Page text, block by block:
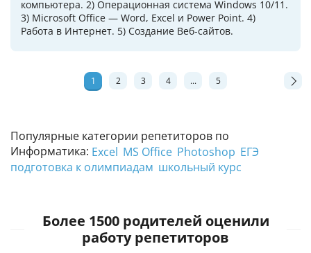
Популярные категории репетиторов по
Информатика: Excel MS Office Photoshop ЕГЭ
подготовка к олимпиадам школьный курс
компьютера. 2) Операционная система Windows 10/11.
3) Microsoft Office — Word, Excel и Power Point. 4)
Работа в Интернет. 5) Создание Веб-сайтов.
1 2 3 4 ... 5
Более 1500 родителей оценили
работу репетиторов